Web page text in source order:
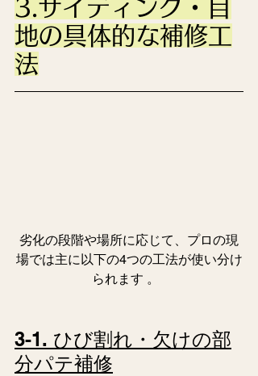
3.サイディング・目
地の具体的な補修工
法
劣化の段階や場所に応じて、プロの現
場では主に以下の4つの工法が使い分け
られます 。
3-1. ひび割れ・欠けの部
分パテ補修